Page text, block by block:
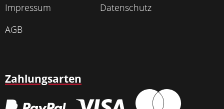
Impressum
Datenschutz
AGB
Zahlungsarten